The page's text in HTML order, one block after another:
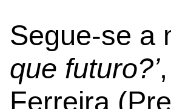
Segue-se a
que futuro?’
Ferreira